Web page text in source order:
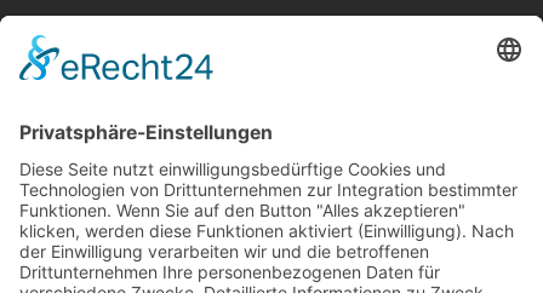
RLSO Minikalender
August 2026